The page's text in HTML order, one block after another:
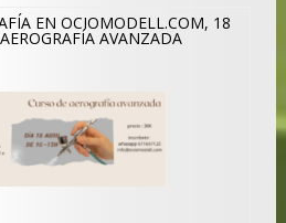
EN OCIOMODELL.COM, 18
AVANZADA